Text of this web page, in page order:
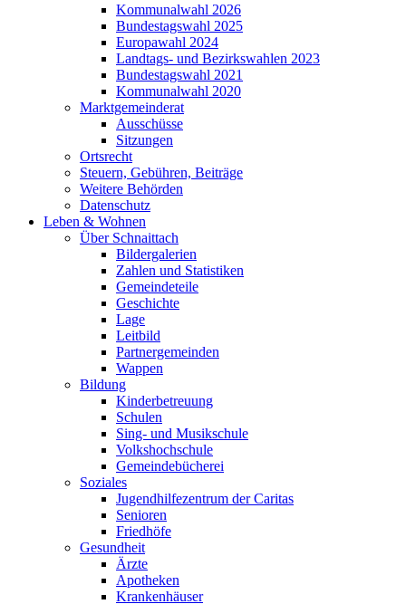
Kommunalwahl 2026
Bundestagswahl 2025
Europawahl 2024
Landtags- und Bezirkswahlen 2023
Bundestagswahl 2021
Kommunalwahl 2020
Marktgemeinderat
Ausschüsse
Sitzungen
Ortsrecht
Steuern, Gebühren, Beiträge
Weitere Behörden
Datenschutz
Leben & Wohnen
Über Schnaittach
Bildergalerien
Zahlen und Statistiken
Gemeindeteile
Geschichte
Lage
Leitbild
Partnergemeinden
Wappen
Bildung
Kinderbetreuung
Schulen
Sing- und Musikschule
Volkshochschule
Gemeindebücherei
Soziales
Jugendhilfezentrum der Caritas
Senioren
Friedhöfe
Gesundheit
Ärzte
Apotheken
Krankenhäuser